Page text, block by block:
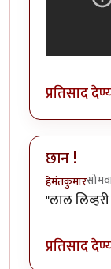
प्रतिसाद
छान !
हेमंतकुमार
"लाल
प्रतिसाद